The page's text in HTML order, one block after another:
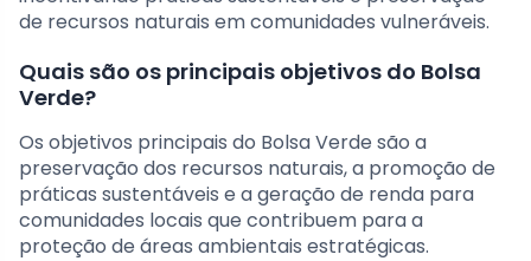
de recursos naturais em comunidades vulneráveis.
Quais são os principais objetivos do Bolsa
Verde?
Os objetivos principais do Bolsa Verde são a
preservação dos recursos naturais, a promoção de
práticas sustentáveis e a geração de renda para
comunidades locais que contribuem para a
proteção de áreas ambientais estratégicas.